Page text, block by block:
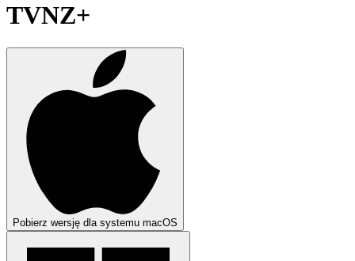
TVNZ+
Pobierz wersję dla systemu macOS